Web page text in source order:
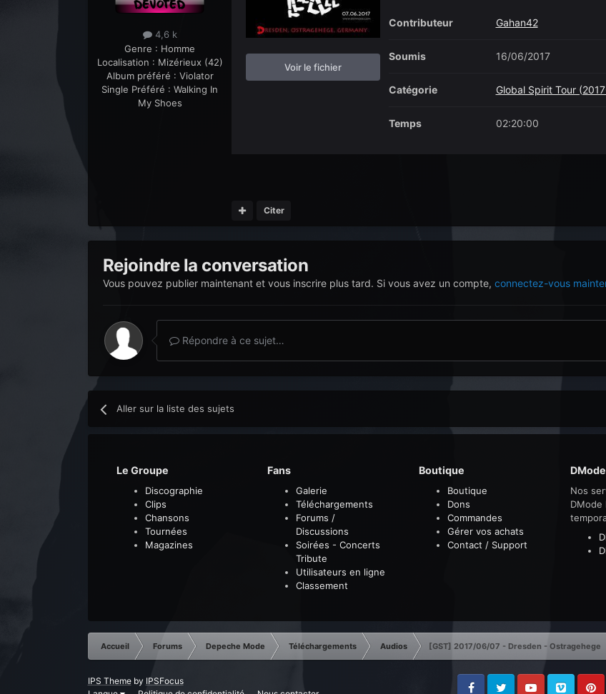
4,6 k
Genre : Homme
Localisation : Mizérieux (42)
Album préféré : Violator
Single Préféré :Walking In
My Shoes
Voir le fichier
Contributeur Gahan42
Soumis 16/06/2017
Catégorie Global Spirit Tour
Temps 02:20:00
Citer
Rejoindre la conversation
Vous pouvez publier maintenant et vous inscrire plus tard. Si vous avez un compte, connectez-vous
Répondre à ce sujet…
Aller sur la liste des sujets
Le Groupe
Discographie
Clips
Chansons
Tournées
Magazines
Fans
Galerie
Téléchargements
Forums /
Discussions
Soirées - Concerts
Tribute
Utilisateurs en ligne
Classement
Boutique
Boutique
Dons
Commandes
Gérer vos achats
Contact / Support
Nos
DMode
Accueil Forums Depeche Mode Téléchargements Audios [GST] 2017/06/07 - Dresden - Ostragehege
IPS Themeby IPSFocus